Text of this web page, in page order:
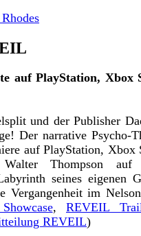
auf PlayStation, Xbox
und der Publisher
Der narrative Psycho-
auf PlayStation, Xbox
Thompson auf
seines eigenen
Vergangenheit im
, REVEIL
REVEIL)